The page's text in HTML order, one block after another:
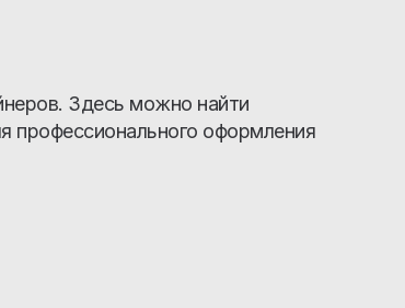
Здесь можно найти
профессионального оформления